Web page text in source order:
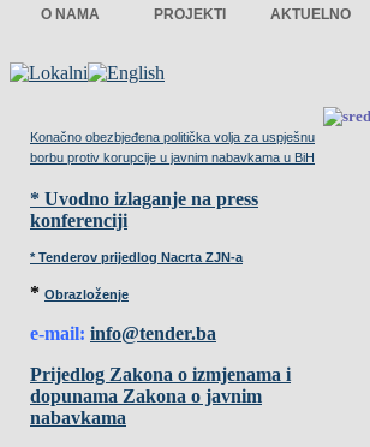
O NAMA PROJEKTI AKTUELNO
Konačno obezbjeđena politička volja za uspješnu
borbu protiv korupcije u javnim nabavkama u BiH
* Uvodno izlaganje na press
konferenciji
* Tenderov prijedlog Nacrta ZJN-a
* Obrazloženje
e-mail: info@tender.ba
Prijedlog Zakona o izmjenama i
dopunama Zakona o javnim
nabavkama